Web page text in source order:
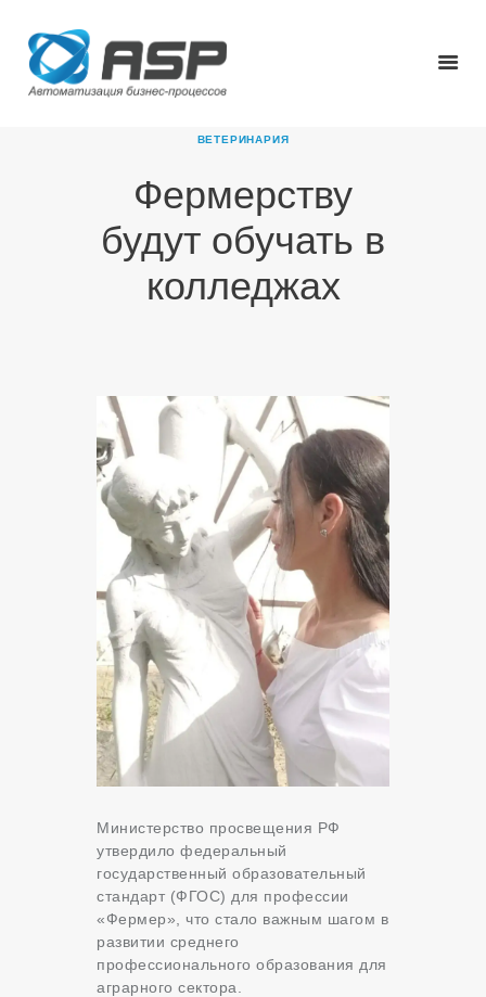
ВЕТЕРИНАРИЯ
Фермерству
будут обучать в
колледжах
ГЛАВНАЯ
О КОМПАНИИ
НОВОСТИ
КОНТАКТЫ
Министерство просвещения РФ
утвердило федеральный
государственный образовательный
стандарт (ФГОС) для профессии
«Фермер», что стало важным шагом в
развитии среднего
профессионального образования для
аграрного сектора.